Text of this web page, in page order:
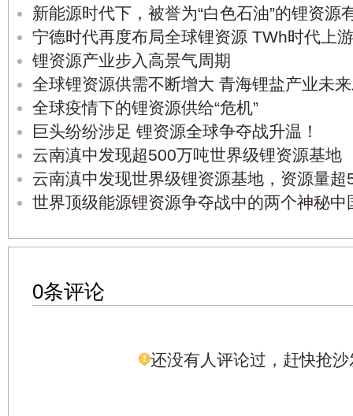
新能源时代下，被誉为“白色石油”的锂资源
宁德时代再度布局全球锂资源 TWh时代上
锂资源产业步入高景气周期
全球锂资源供需不断增大 青海锂盐产业未
全球疫情下的锂资源供给“危机”
巨头纷纷涉足 锂资源全球争夺战升温！
云南滇中发现超500万吨世界级锂资源基地
云南滇中发现世界级锂资源基地，资源量超
世界顶级能源锂资源争夺战中的两个神秘中
0条评论
还没有人评论过，赶快抢沙